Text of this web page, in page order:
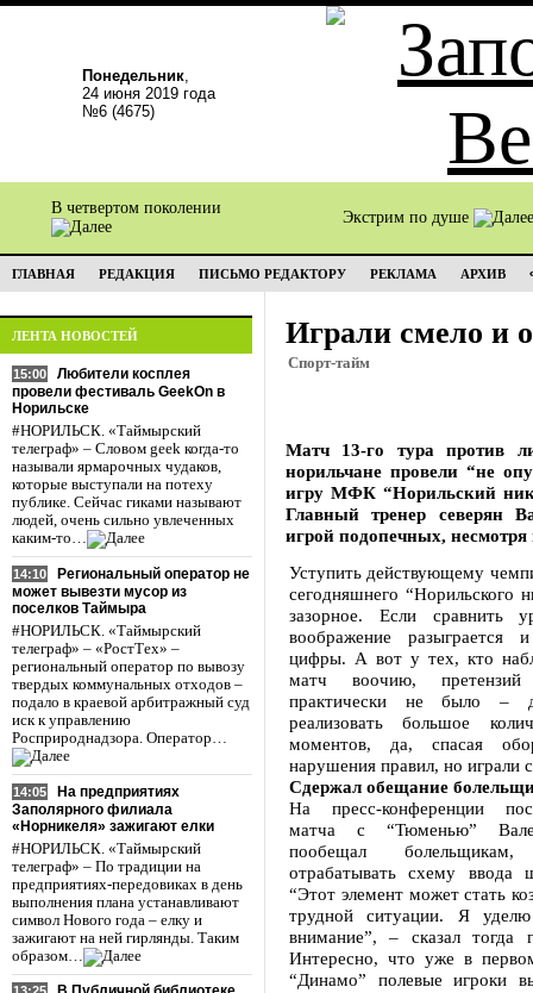
Понедельник,
24 июня 2019 года
№6 (4675)
В четвертом поколении
Экстрим по душе
ГЛАВНАЯ РЕДАКЦИЯ ПИСЬМО РЕДАКТОРУ РЕКЛАМА АРХИВ
ЛЕНТА НОВОСТЕЙ
15:00
Любители косплея
провели фестиваль GeekOn в
Норильске
#НОРИЛЬСК. «Таймырский
телеграф» – Словом geek когда-то
называли ярмарочных чудаков,
которые выступали на потеху
публике. Сейчас гиками называют
людей, очень сильно увлеченных
каким-то…
14:10
Региональный оператор не
может вывезти мусор из
поселков Таймыра
#НОРИЛЬСК. «Таймырский
телеграф» – «РостТех» –
региональный оператор по вывозу
твердых коммунальных отходов –
подало в краевой арбитражный суд
иск к управлению
Росприроднадзора. Оператор…
14:05
На предприятиях
Заполярного филиала
«Норникеля» зажигают елки
#НОРИЛЬСК. «Таймырский
телеграф» – По традиции на
предприятиях-передовиках в день
выполнения плана устанавливают
символ Нового года – елку и
зажигают на ней гирлянды. Таким
образом…
Играли смело и
Спорт-тайм
Матч 13-го тура против
норильчане провели “не
игру МФК “Норильский
Главный тренер северян
игрой подопечных,
Уступить действующему
сегодняшнего “Норильского
зазорное. Если сравнить
воображение
цифры. А вот у тех, кто
матч воочию,
практически не было –
реализовать большое
моментов, да, спасая
нарушения правил, но играли
Сдержал обещание
На пресс-конференции
матча с “Тюменью”
пообещал
отрабатывать схему ввода
“Этот элемент может стать
трудной ситуации. Я
внимание”, – сказал тогда
Интересно, что уже в
“Динамо” полевые игроки